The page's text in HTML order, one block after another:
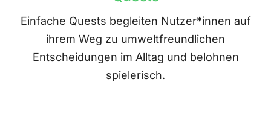
Einfache Quests begleiten Nutzer*innen auf
ihrem Weg zu umweltfreundlichen
Entscheidungen im Alltag und belohnen
spielerisch.